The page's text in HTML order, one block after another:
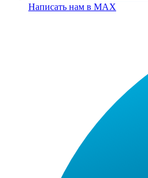
Написать нам в MAX